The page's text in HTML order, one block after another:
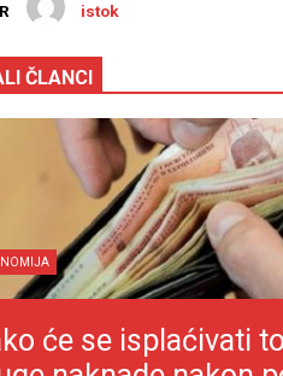
istok
ČLANCI
će se isplaćivati